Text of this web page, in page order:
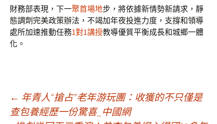
財務部表現，下一聚首場地步，將依據新情勢新請求，靜
態調劑完美政策辦法，不竭加年夜投進力度，支撐和領導
處所加速推動任務1對1講授教導優質平衡成長和城鄉一體
化。
文
← 年青人“搶占”老年游玩團：收獲的不只僅是
查包養經歷一份驚喜_中國網